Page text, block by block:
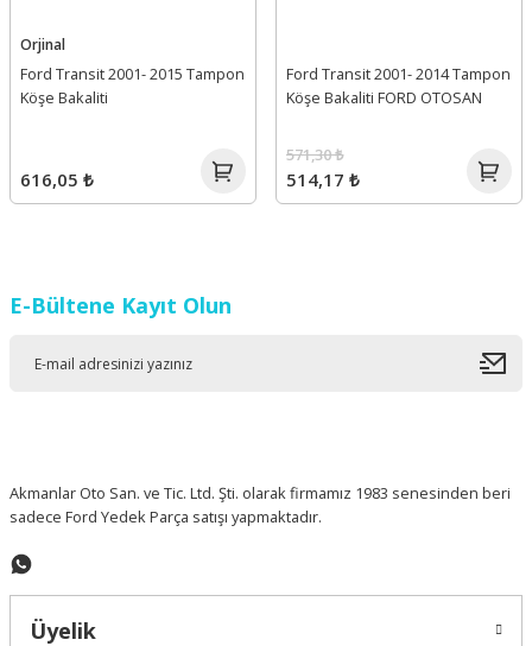
Orjinal
Ford Transit 2001- 2015 Tampon
Köşe Bakaliti
616,05 ₺
Ford Transit 2001- 2014 Tampon
Köşe Bakaliti FORD OTOSAN
514,17 ₺
571,30 ₺
E-Bültene Kayıt Olun
Akmanlar Oto San. ve Tic. Ltd. Şti. olarak firmamız 1983 senesinden beri
sadece Ford Yedek Parça satışı yapmaktadır.
Üyelik